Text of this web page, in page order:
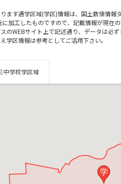
ます通学区域(学区)情報は、国土数値情
加工したものですので、記載情報が現在の
のWEBサイト上で記述通り、データは必
学区情報は参考としてご活用下さい。
中学校学区域
学